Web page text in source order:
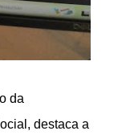
da
destaca a